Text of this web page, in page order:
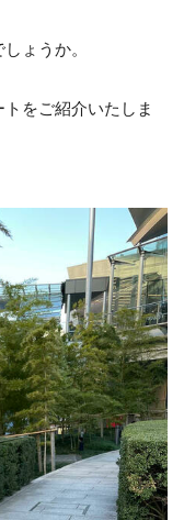
ょうか。
をご紹介いたしま